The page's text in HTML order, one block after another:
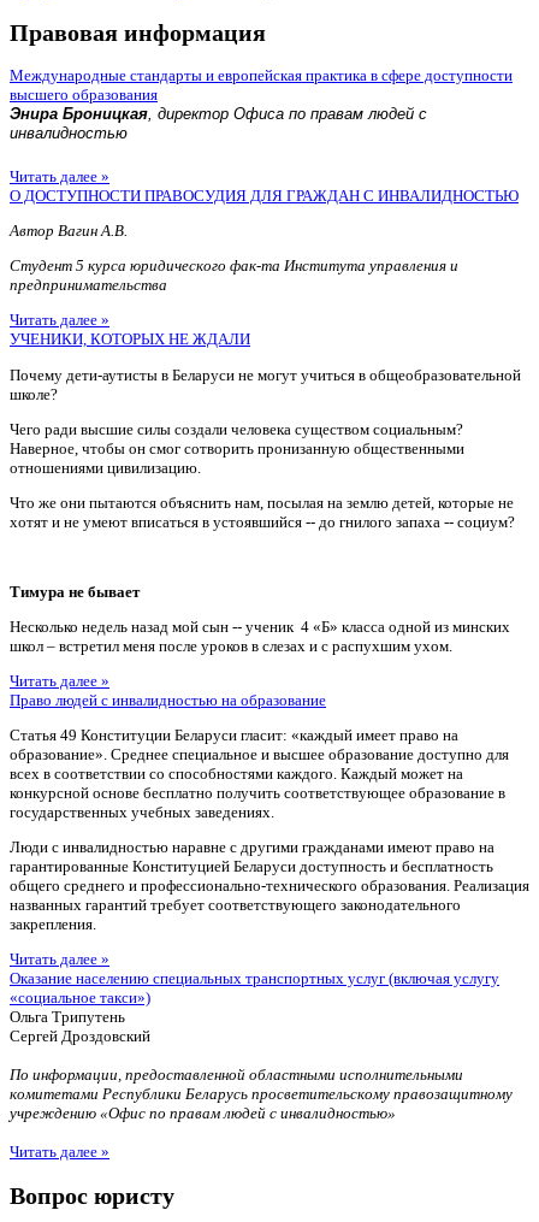
Правовая информация
Международные стандарты и европейская практика в сфере доступности
высшего образования
Энира Броницкая, директор Офиса по правам людей с
инвалидностью
Читать далее »
О ДОСТУПНОСТИ ПРАВОСУДИЯ ДЛЯ ГРАЖДАН С ИНВАЛИДНОСТЬЮ
Автор Вагин А.В.
Студент 5 курса юридического фак-та Института управления и
предпринимательства
Читать далее »
УЧЕНИКИ, КОТОРЫХ НЕ ЖДАЛИ
Почему дети-аутисты в Беларуси не могут учиться в общеобразовательной
школе?
Чего ради высшие силы создали человека существом социальным?
Наверное, чтобы он смог сотворить пронизанную общественными
отношениями цивилизацию.
Что же они пытаются объяснить нам, посылая на землю детей, которые не
хотят и не умеют вписаться в устоявшийся -- до гнилого запаха -- социум?
Тимура не бывает
Несколько недель назад мой сын -- ученик 4 «Б» класса одной из минских
школ – встретил меня после уроков в слезах и с распухшим ухом.
Читать далее »
Право людей с инвалидностью на образование
Статья 49 Конституции Беларуси гласит: «каждый имеет право на
образование». Среднее специальное и высшее образование доступно для
всех в соответствии со способностями каждого. Каждый может на
конкурсной основе бесплатно получить соответствующее образование в
государственных учебных заведениях.
Люди с инвалидностью наравне с другими гражданами имеют право на
гарантированные Конституцией Беларуси доступность и бесплатность
общего среднего и профессионально-технического образования. Реализация
названных гарантий требует соответствующего законодательного
закрепления.
Читать далее »
Оказание населению специальных транспортных услуг (включая услугу
«социальное такси»)
Ольга Трипутень
Сергей Дроздовский
По информации, предоставленной областными исполнительными
комитетами Республики Беларусь просветительскому правозащитному
учреждению «Офис по правам людей с инвалидностью»
Читать далее »
Вопрос юристу